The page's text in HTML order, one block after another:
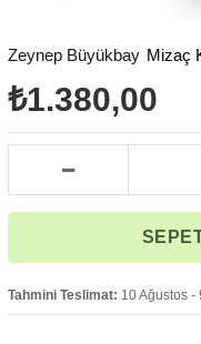
Zeynep Büyükbay Mizaç
₺1.380,00
Tahmini Teslimat: 10 Ağustos -